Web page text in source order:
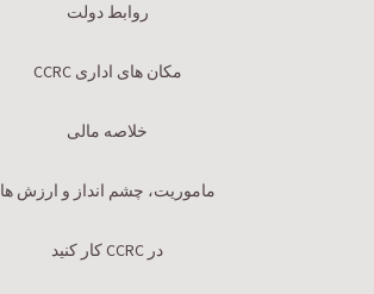
روابط دولت
مکان های اداری CCRC
خلاصه مالی
ماموریت، چشم انداز و ارزش ها
در CCRC کار کنید